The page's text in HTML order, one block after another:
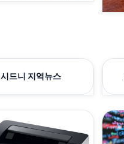
시드니 지역뉴스